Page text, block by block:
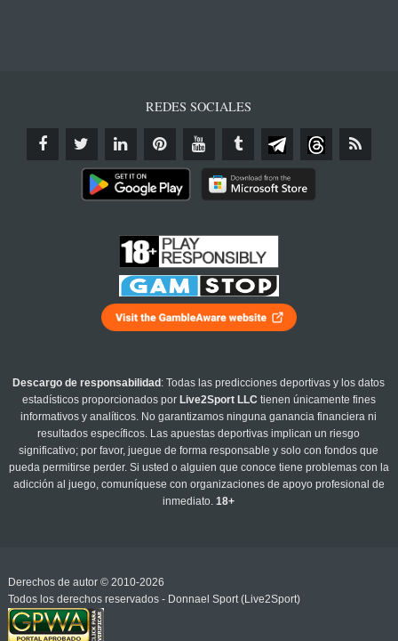
REDES SOCIALES
Descargo de responsabilidad : Todas las predicciones deportivas y los datos
estadísticos proporcionados por Live2Sport LLC tienen únicamente fines
informativos y analíticos. No garantizamos ninguna ganancia financiera ni
resultados específicos. Las apuestas deportivas implican un riesgo
significativo; por favor, juegue de forma responsable y solo con fondos que
pueda permitirse perder. Si usted o alguien que conoce tiene problemas con la
adicción al juego, comuníquese con organizaciones de apoyo profesional de
inmediato.18+
Derechos de autor © 2010-2026
Todos los derechos reservados - Donnael Sport (Live2Sport)